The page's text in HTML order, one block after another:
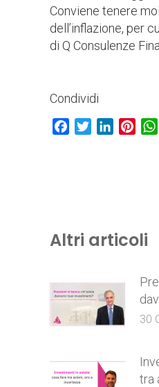
Conviene tenere
dell’inflazione, per
di Q Consulenze
Condividi
Facebook
TwitterLinkedIn
Altri articoli
30
tra